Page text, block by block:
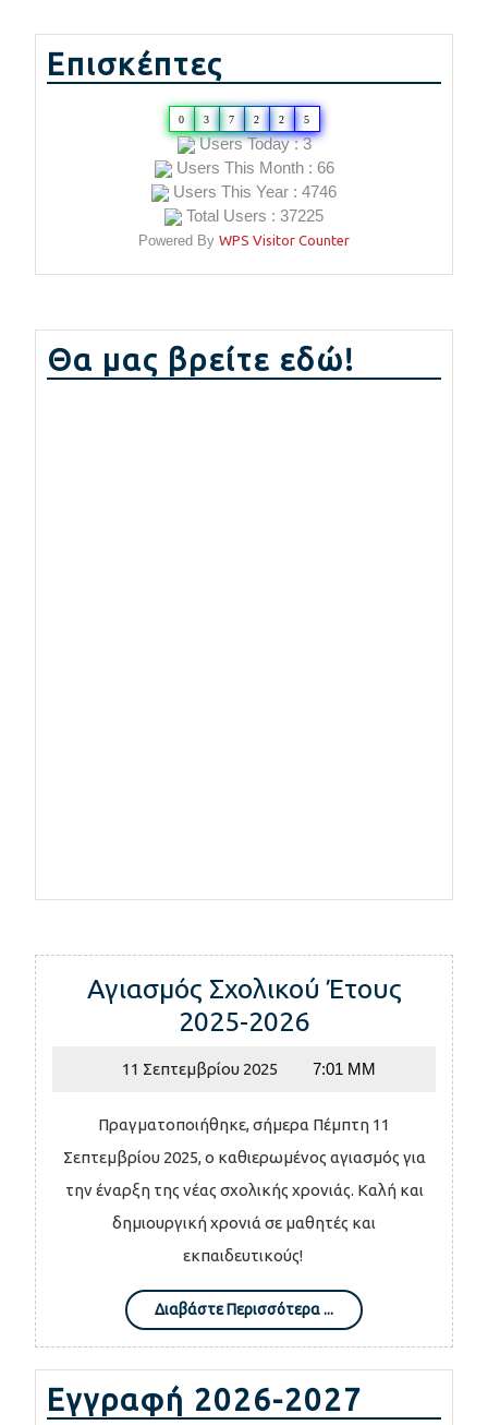
Επισκέπτες
0 3 7 2 2 5
Users Today : 3
Users This Month : 66
Users This Year : 4746
Total Users : 37225
Powered By WPS Visitor Counter
Θα μας βρείτε εδώ!
Αγιασμός Σχολικού Έτους
2025-2026Αγιασμός
2025-
2026
11 Σεπτεμβρίου 202511
7:01 ΜΜ
Πραγματοποιήθηκε, σήμερα Πέμπτη 11
Σεπτεμβρίου 2025, ο καθιερωμένος αγιασμός για
την έναρξη της νέας σχολικής χρονιάς. Καλή και
δημιουργική χρονιά σε μαθητές και
εκπαιδευτικούς!
Διαβάστε Περισσότερα ...Διαβάστε
Περισσότερα
Εγγραφή 2026-2027